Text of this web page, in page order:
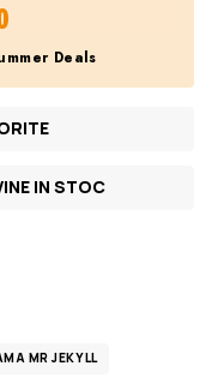
Deals
IN STOC
MR JEKYLL